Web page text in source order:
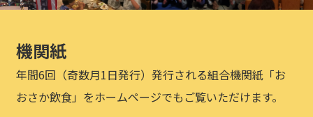
機関紙
年間6回（奇数月1日発行）発行される組合機関紙「お
おさか飲食」をホームページでもご覧いただけます。